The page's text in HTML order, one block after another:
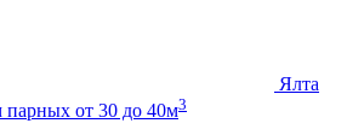
Ялта
парных от 30 до 40м3